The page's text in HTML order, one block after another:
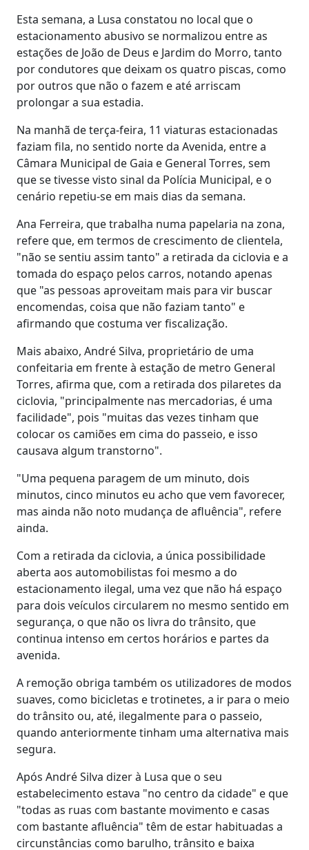
Esta semana, a Lusa constatou no local que o
estacionamento abusivo se normalizou entre as
estações de João de Deus e Jardim do Morro, tanto
por condutores que deixam os quatro piscas, como
por outros que não o fazem e até arriscam
prolongar a sua estadia.
Na manhã de terça-feira, 11 viaturas estacionadas
faziam fila, no sentido norte da Avenida, entre a
Câmara Municipal de Gaia e General Torres, sem
que se tivesse visto sinal da Polícia Municipal, e o
cenário repetiu-se em mais dias da semana.
Ana Ferreira, que trabalha numa papelaria na zona,
refere que, em termos de crescimento de clientela,
"não se sentiu assim tanto" a retirada da ciclovia e a
tomada do espaço pelos carros, notando apenas
que "as pessoas aproveitam mais para vir buscar
encomendas, coisa que não faziam tanto" e
afirmando que costuma ver fiscalização.
Mais abaixo, André Silva, proprietário de uma
confeitaria em frente à estação de metro General
Torres, afirma que, com a retirada dos pilaretes da
ciclovia, "principalmente nas mercadorias, é uma
facilidade", pois "muitas das vezes tinham que
colocar os camiões em cima do passeio, e isso
causava algum transtorno".
"Uma pequena paragem de um minuto, dois
minutos, cinco minutos eu acho que vem favorecer,
mas ainda não noto mudança de afluência", refere
ainda.
Com a retirada da ciclovia, a única possibilidade
aberta aos automobilistas foi mesmo a do
estacionamento ilegal, uma vez que não há espaço
para dois veículos circularem no mesmo sentido em
segurança, o que não os livra do trânsito, que
continua intenso em certos horários e partes da
avenida.
A remoção obriga também os utilizadores de modos
suaves, como bicicletas e trotinetes, a ir para o meio
do trânsito ou, até, ilegalmente para o passeio,
quando anteriormente tinham uma alternativa mais
segura.
Após André Silva dizer à Lusa que o seu
estabelecimento estava "no centro da cidade" e que
"todas as ruas com bastante movimento e casas
com bastante afluência" têm de estar habituadas a
circunstâncias como barulho, trânsito e baixa